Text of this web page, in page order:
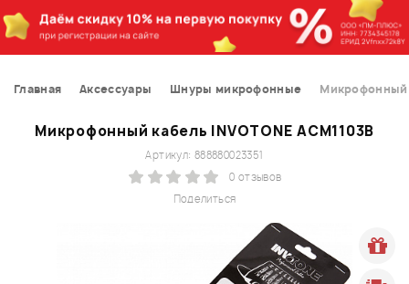
Главная Аксессуары Шнуры микрофонные Микрофонный
Микрофонный кабель INVOTONE ACM1103B
Поделиться
Артикул: 888880023351
0 отзывов